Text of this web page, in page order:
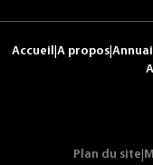
Accueil A propos
Plan du site